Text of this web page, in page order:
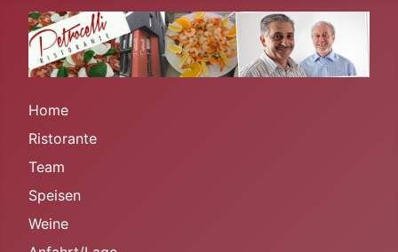
Home
Ristorante
Team
Speisen
Weine